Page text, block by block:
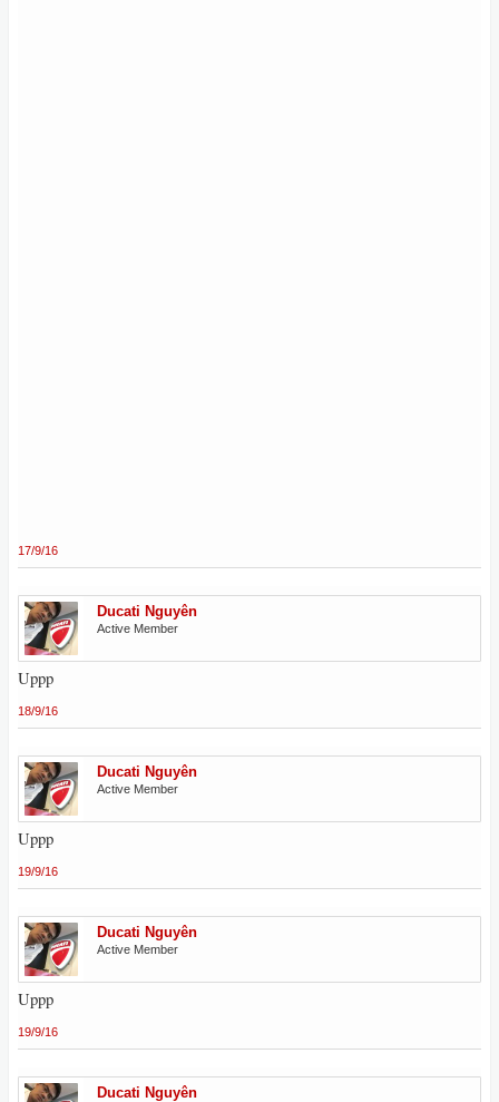
17/9/16
Ducati Nguyên
Active Member
Uppp
18/9/16
Ducati Nguyên
Active Member
Uppp
19/9/16
Ducati Nguyên
Active Member
Uppp
19/9/16
Ducati Nguyên